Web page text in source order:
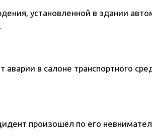
установленной в здании
в салоне транспортного
произошёл по его